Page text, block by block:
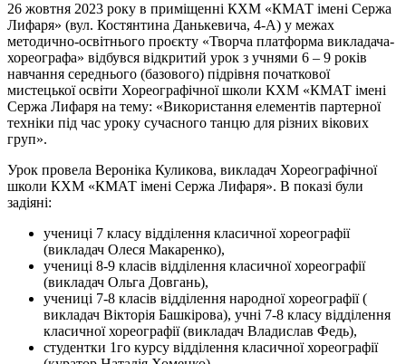
26 жовтня 2023 року в приміщенні КХМ «КМАТ імені Сержа
Лифаря» (вул. Костянтина Данькевича, 4-А) у межах
методично-освітнього проєкту «Творча платформа викладача-
хореографа» відбувся відкритий урок з учнями 6 – 9 років
навчання середнього (базового) підрівня початкової
мистецької освіти Хореографічної школи КХМ «КМАТ імені
Сержа Лифаря на тему: «Використання елементів партерної
техніки під час уроку сучасного танцю для різних вікових
груп».
Урок провела Вероніка Куликова, викладач Хореографічної
школи КХМ «КМАТ імені Сержа Лифаря». В показі були
задіяні:
учениці 7 класу відділення класичної хореографії
(викладач Олеся Макаренко),
учениці 8-9 класів відділення класичної хореографії
(викладач Ольга Довгань),
учениці 7-8 класів відділення народної хореографії (
викладач Вікторія Башкірова), учні 7-8 класу відділення
класичної хореографії (викладач Владислав Федь),
студентки 1го курсу відділення класичної хореографії